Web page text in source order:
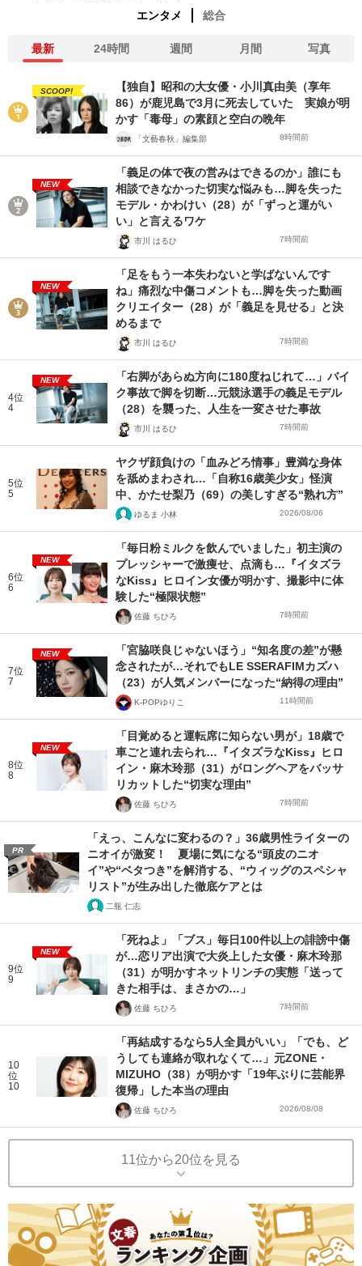
エンタメ 総合
最新 24時間 週間 月間 写真
SCOOP!
【独自】昭和の大女優・小川真由美（享年
86）が鹿児島で3月に死去していた 実娘が明
かす「毒母」の素顔と空白の晩年
「文藝春秋」編集部 8時間前
NEW
「義足の体で夜の営みはできるのか」誰にも
相談できなかった切実な悩みも…脚を失った
モデル・かわけい（28）が「ずっと運がい
い」と言えるワケ
市川 はるひ 7時間前
NEW
「足をもう一本失わないと学ばないんです
ね」痛烈な中傷コメントも…脚を失った動画
クリエイター（28）が「義足を見せる」と決
めるまで
市川 はるひ 7時間前
4位
4
NEW
「右脚があらぬ方向に180度ねじれて…」バイ
ク事故で脚を切断…元競泳選手の義足モデル
（28）を襲った、人生を一変させた事故
市川 はるひ 7時間前
5位
5
ヤクザ顔負けの「血みどろ情事」豊満な身体
を舐めまわされ…「自称16歳美少女」怪演
中、かたせ梨乃（69）の美しすぎる“熟れ方”
ゆるま 小林 2026/08/06
6位
6
NEW
「毎日粉ミルクを飲んでいました」初主演の
プレッシャーで激痩せ、点滴も…『イタズラ
なKiss』ヒロイン女優が明かす、撮影中に体
験した“極限状態”
佐藤 ちひろ 7時間前
7位
7
NEW
「宮脇咲良じゃないほう」“知名度の差”が懸
念されたが…それでもLE SSERAFIMカズハ
（23）が人気メンバーになった“納得の理由”
K-POPゆりこ 11時間前
8位
8
NEW
「目覚めると運転席に知らない男が」18歳で
車ごと連れ去られ…『イタズラなKiss』ヒロ
イン・麻木玲那（31）がロングヘアをバッサ
リカットした“切実な理由”
佐藤 ちひろ 7時間前
PR
「えっ、こんなに変わるの？」36歳男性ライターの
ニオイが激変！ 夏場に気になる“頭皮のニオ
イ”や“ベタつき”を解消する、“ウィッグのスペシャ
リスト”が生み出した徹底ケアとは
二瓶 仁志
9位
9
NEW
「死ねよ」「ブス」毎日100件以上の誹謗中傷
が…恋リア出演で大炎上した女優・麻木玲那
（31）が明かすネットリンチの実態「送って
きた相手は、まさかの…」
佐藤 ちひろ 7時間前
10
位
10
「再結成するなら5人全員がいい」「でも、ど
うしても連絡が取れなくて…」元ZONE・
MIZUHO（38）が明かす「19年ぶりに芸能界
復帰」した本当の理由
佐藤 ちひろ 2026/08/08
11位から20位を見る